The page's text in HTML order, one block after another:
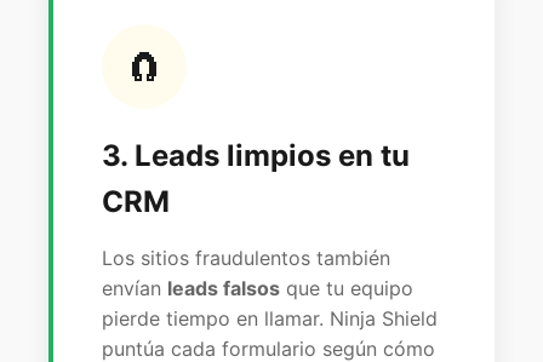
🧲
3. Leads limpios en tu
CRM
Los sitios fraudulentos también
envían leads falsos que tu equipo
pierde tiempo en llamar. Ninja Shield
puntúa cada formulario según cómo